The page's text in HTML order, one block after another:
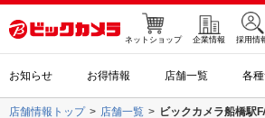
お知らせ お得情報 店舗一覧 各
ネットショップ 企業情報 採用情
店舗情報トップ 店舗一覧 ビックカメラ船橋駅